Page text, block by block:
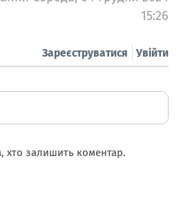
15:26
Увійти
Зареєструватися
хто залишить коментар.